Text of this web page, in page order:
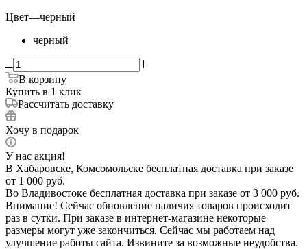
Цвет—черный
черный
В корзину
Купить в 1 клик
Рассчитать доставку
Хочу в подарок
У нас акция!
В Хабаровске, Комсомольске бесплатная доставка при заказе
от 1 000 руб.
Во Владивостоке бесплатная доставка при заказе от 3 000 руб.
Внимание! Сейчас обновление наличия товаров происходит
раз в сутки. При заказе в интернет-магазине некоторые
размеры могут уже закончиться. Сейчас мы работаем над
улучшение работы сайта. Извините за возможные неудобства.